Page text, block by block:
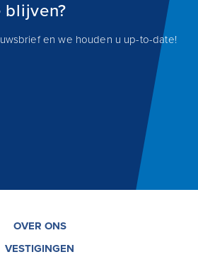
blijven?
en we houden u up-to-date!
OVER ONS
VESTIGINGEN